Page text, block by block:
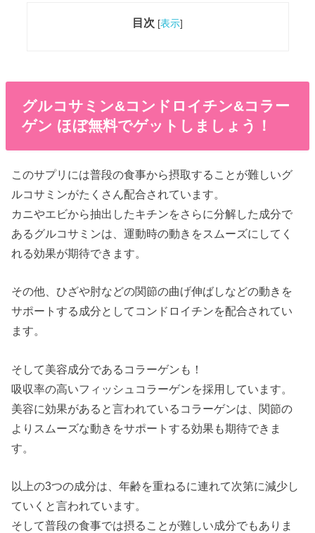
目次 [表示]
グルコサミン&コンドロイチン&コラー
ゲン ほぼ無料でゲットしましょう！
このサプリには普段の食事から摂取することが難しいグ
ルコサミンがたくさん配合されています。
カニやエビから抽出したキチンをさらに分解した成分で
あるグルコサミンは、運動時の動きをスムーズにしてく
れる効果が期待できます。
その他、ひざや肘などの関節の曲げ伸ばしなどの動きを
サポートする成分としてコンドロイチンを配合されてい
ます。
そして美容成分であるコラーゲンも！
吸収率の高いフィッシュコラーゲンを採用しています。
美容に効果があると言われているコラーゲンは、関節の
よりスムーズな動きをサポートする効果も期待できま
す。
以上の3つの成分は、年齢を重ねるに連れて次第に減少し
ていくと言われています。
そして普段の食事では摂ることが難しい成分でもありま